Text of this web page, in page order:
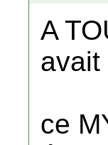
A
avait
ce